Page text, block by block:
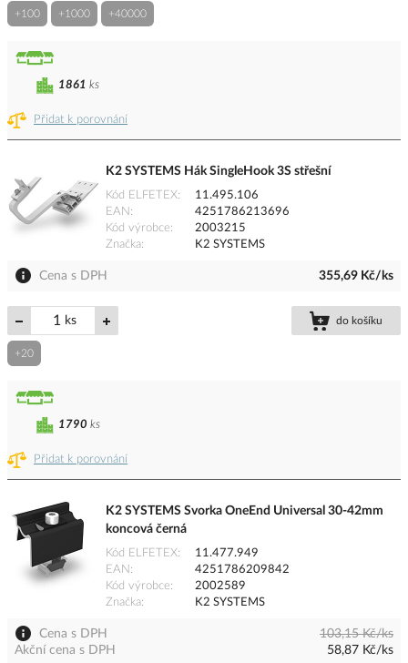
+100 +1000 +40000
Přidat k porovnání
1861 ks
K2 SYSTEMS Hák SingleHook 3S střešní
Kód ELFETEX
11.495.106
EAN
4251786213696
Kód výrobce
2003215
Značka
K2 SYSTEMS
Cena s DPH 355,69 Kč/ks
ks do košíku
+20
Přidat k porovnání
1790 ks
K2 SYSTEMS Svorka OneEnd Universal 30-42mm
koncová černá
Kód ELFETEX
11.477.949
EAN
4251786209842
Kód výrobce
2002589
Značka
K2 SYSTEMS
Cena s DPH
103,15 Kč/ks
Akční cena s DPH
58,87 Kč/ks